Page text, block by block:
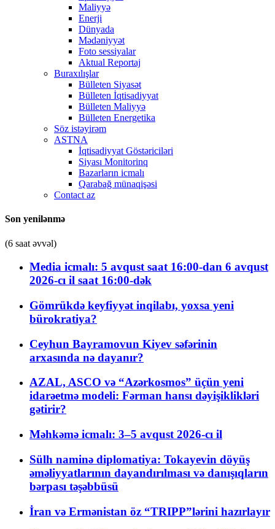
Maliyyə
Enerji
Dünyada
Mədəniyyət
Foto sessiyalar
Aktual Reportaj
Buraxılışlar
Bülleten Siyasət
Bülleten İqtisadiyyat
Bülleten Maliyyə
Bülleten Energetika
Söz istəyirəm
ASTNA
İqtisadiyyat Göstəriciləri
Siyası Monitorinq
Bazarların icmalı
Qarabağ münaqişəsi
Contact az
Son yenilənmə
(6 saat əvvəl)
Media icmalı: 5 avqust saat 16:00-dan 6 avqust
2026-cı il saat 16:00-dək
Gömrükdə keyfiyyət inqilabı, yoxsa yeni
bürokratiya?
Ceyhun Bayramovun Kiyev səfərinin
arxasında nə dayanır?
AZAL, ASCO və “Azərkosmos” üçün yeni
idarəetmə modeli: Fərman hansı dəyişiklikləri
gətirir?
Məhkəmə icmalı: 3–5 avqust 2026-cı il
Sülh naminə diplomatiya: Tokayevin döyüş
əməliyyatlarının dayandırılması və danışıqların
bərpası təşəbbüsü
İran və Ermənistan öz “TRIPP”lərini hazırlayır